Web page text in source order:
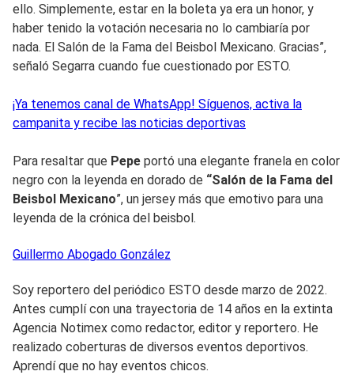
ello. Simplemente, estar en la boleta ya era un honor, y
haber tenido la votación necesaria no lo cambiaría por
nada. El Salón de la Fama del Beisbol Mexicano. Gracias”,
señaló Segarra cuando fue cuestionado por ESTO.
¡Ya tenemos canal de WhatsApp! Síguenos, activa la
campanita y recibe las noticias deportivas
Para resaltar que Pepe portó una elegante franela en color
negro con la leyenda en dorado de “Salón de la Fama del
Beisbol Mexicano”, un jersey más que emotivo para una
leyenda de la crónica del beisbol.
Guillermo Abogado González
Soy reportero del periódico ESTO desde marzo de 2022.
Antes cumplí con una trayectoria de 14 años en la extinta
Agencia Notimex como redactor, editor y reportero. He
realizado coberturas de diversos eventos deportivos.
Aprendí que no hay eventos chicos.